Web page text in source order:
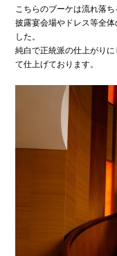
こちらのブーケは流れ落
披露宴会場やドレス等全
した。
純白で正統派の仕上がり
て仕上げております。